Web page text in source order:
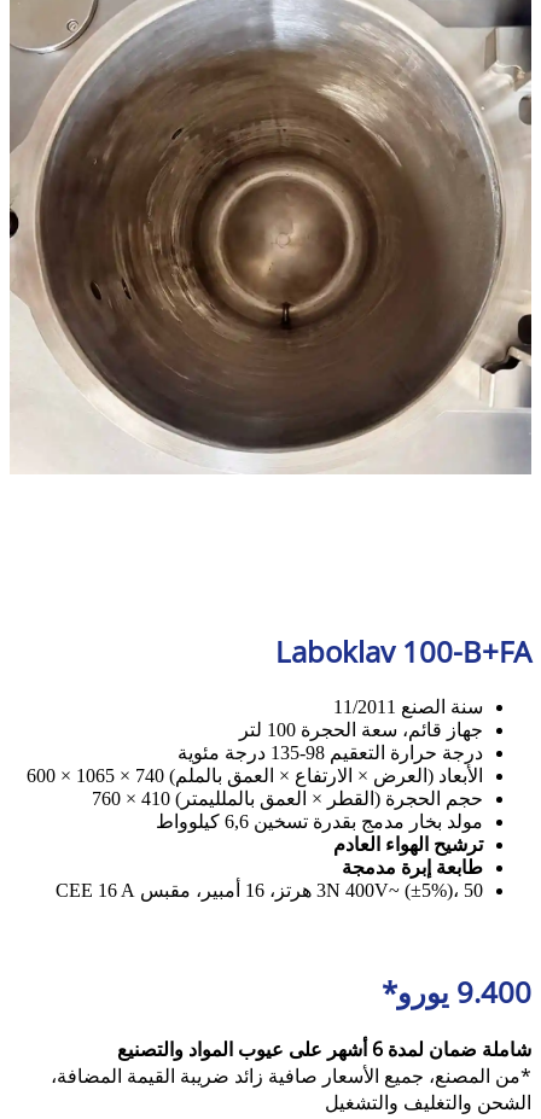
Laboklav 100-B+FA
سنة الصنع 11/2011
جهاز قائم، سعة الحجرة 100 لتر
درجة حرارة التعقيم 98-135 درجة مئوية
الأبعاد (العرض × الارتفاع × العمق بالملم) 740 × 1065 × 600
حجم الحجرة (القطر × العمق بالملليمتر) 410 × 760
مولد بخار مدمج بقدرة تسخين 6,6 كيلوواط
ترشيح الهواء العادم
طابعة إبرة مدمجة
3N 400V~ (±5%)، 50 هرتز، 16 أمبير، مقبس CEE 16 A
9.400 يورو*
شاملة ضمان لمدة 6 أشهر على عيوب المواد والتصنيع
*من المصنع، جميع الأسعار صافية زائد ضريبة القيمة المضافة،
الشحن والتغليف والتشغيل